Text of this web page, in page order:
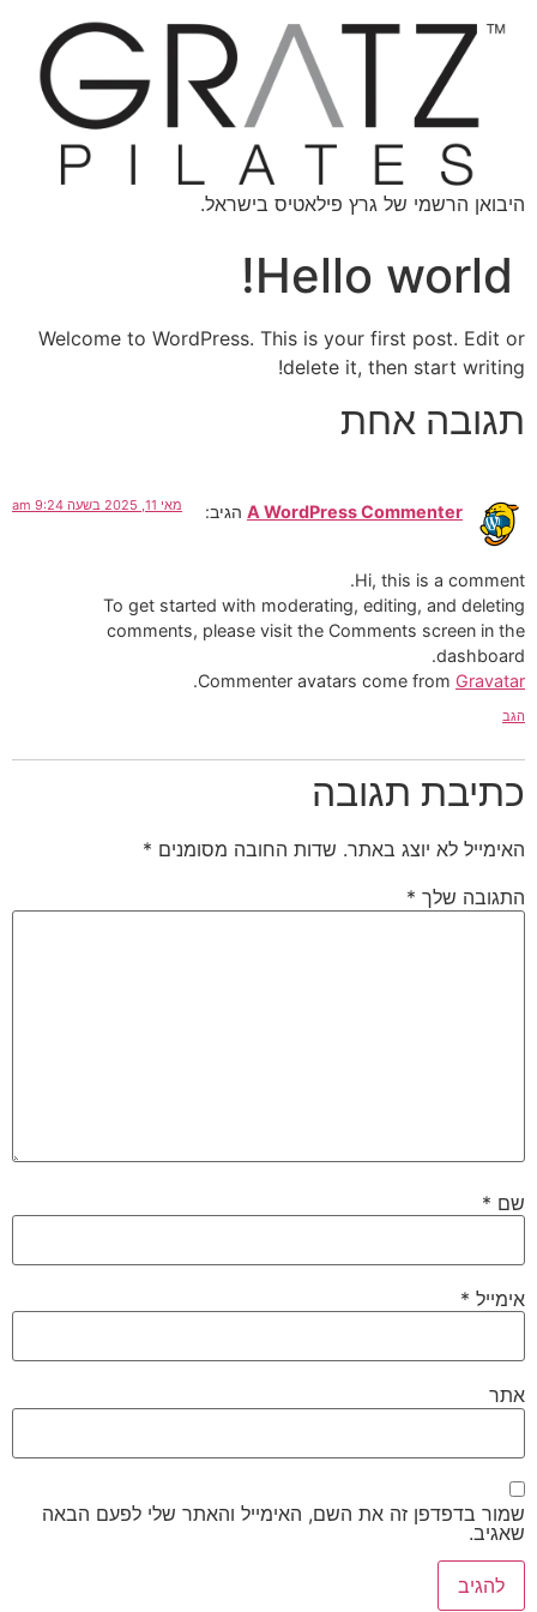
היבואן הרשמי של גרץ פילאטיס בישראל.
Hello world!
Welcome to WordPress. This is your first post. Edit or
delete it, then start writing!
תגובה אחת
A WordPress Commenter הגיב: מאי 11, 2025 בשעה 9:24 am
Hi, this is a comment.
To get started with moderating, editing, and deleting
comments, please visit the Comments screen in the
dashboard.
Commenter avatars come from Gravatar
.
הגב
כתיבת תגובה
האימייל לא יוצג באתר. שדות החובה מסומנים *
התגובה שלך *
שם *
אימייל *
אתר
שמור בדפדפן זה את השם, האימייל והאתר שלי לפעם הבאה
שאגיב.